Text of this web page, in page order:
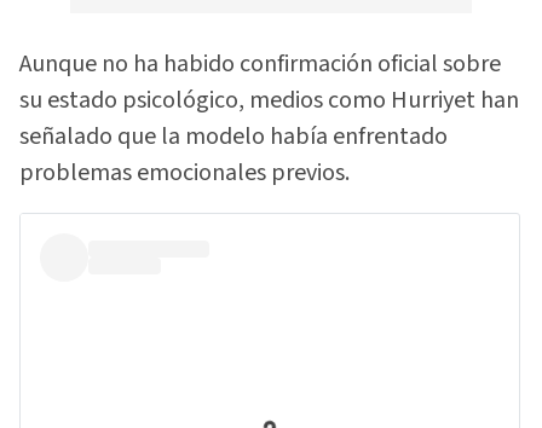
Aunque no ha habido confirmación oficial sobre
su estado psicológico, medios como Hurriyet han
señalado que la modelo había enfrentado
problemas emocionales previos.